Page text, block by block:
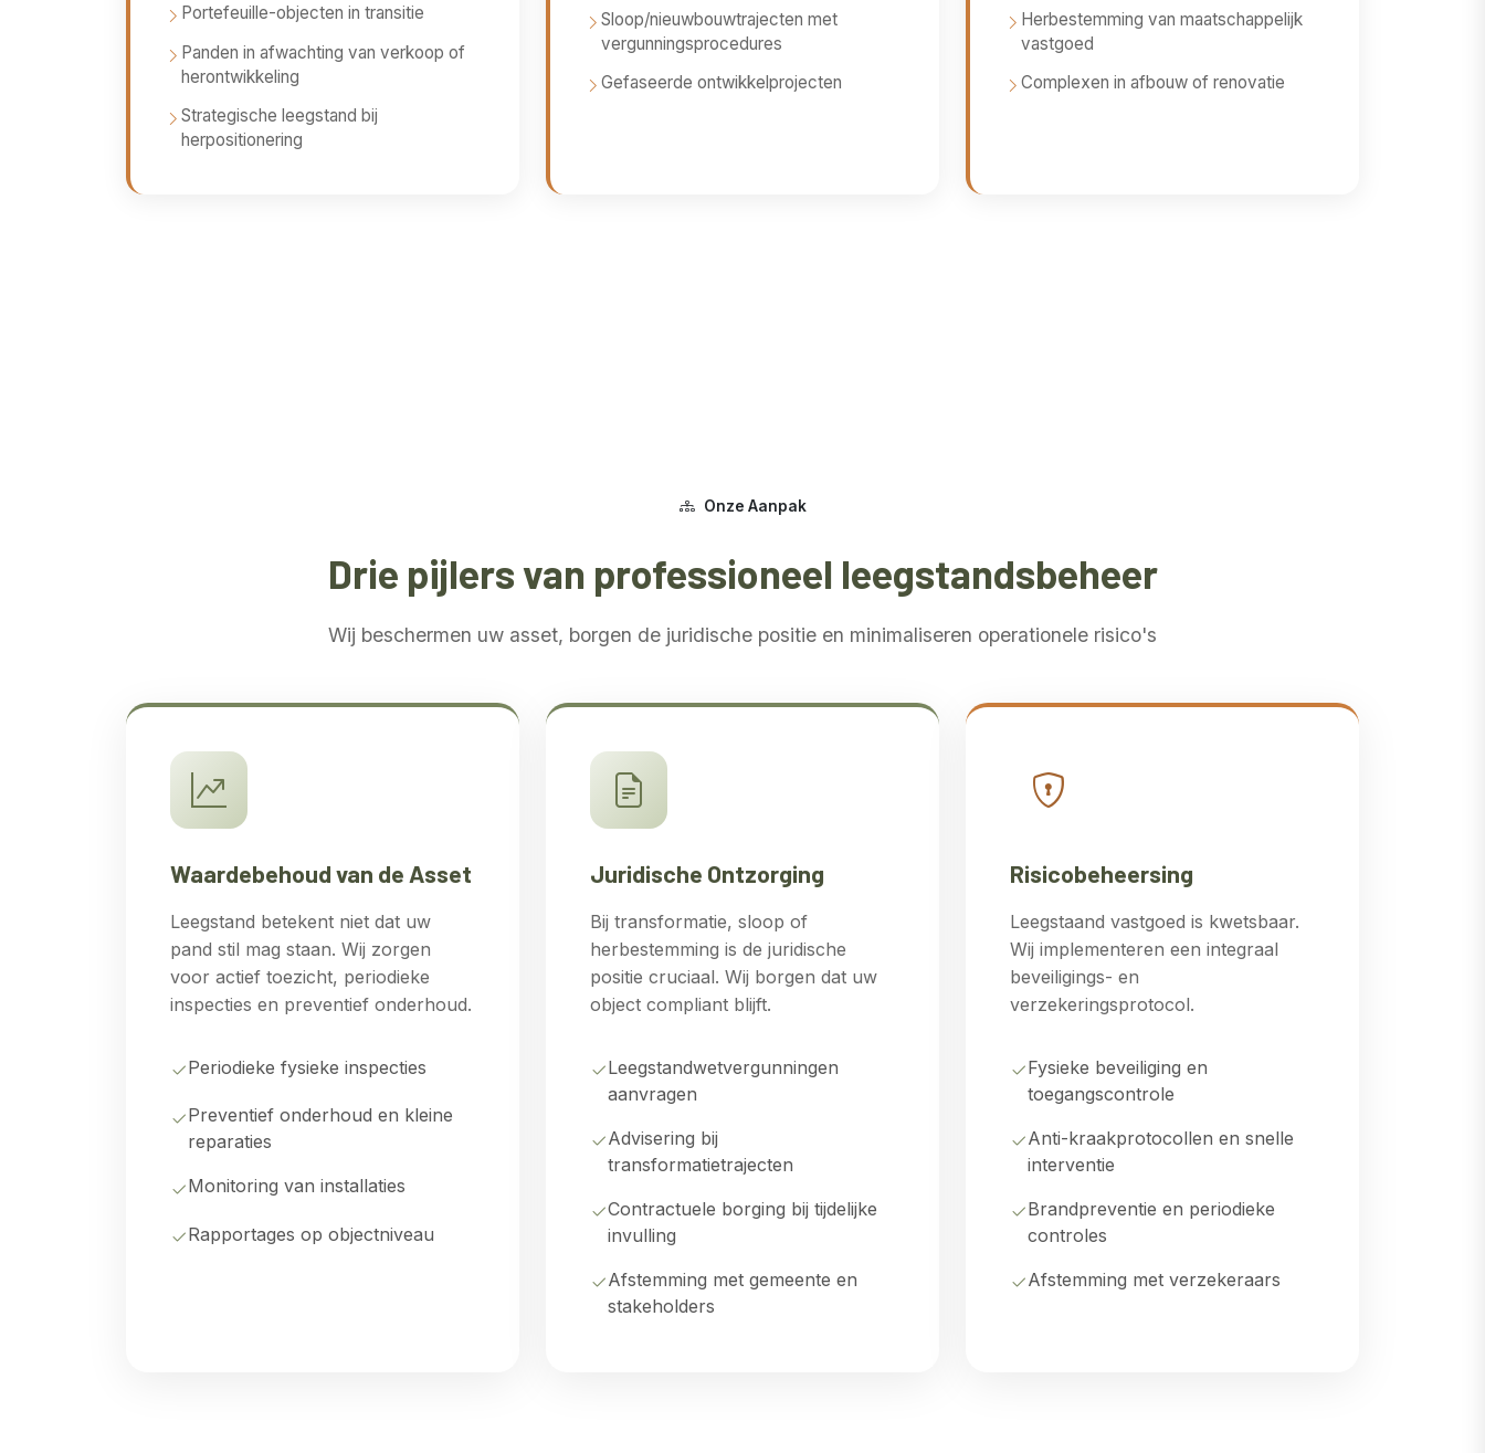
Portefeuille-objecten in transitie
Panden in afwachting van verkoop of
herontwikkeling
Strategische leegstand bij
herpositionering
Sloop/nieuwbouwtrajecten met
vergunningsprocedures
Gefaseerde ontwikkelprojecten
Herbestemming van maatschappelijk
vastgoed
Complexen in afbouw of renovatie
Onze Aanpak
Drie pijlers van professioneel leegstandsbeheer
Wij beschermen uw asset, borgen de juridische positie en minimaliseren operationele risico's
Waardebehoud van de Asset
Leegstand betekent niet dat uw
pand stil mag staan. Wij zorgen
voor actief toezicht, periodieke
inspecties en preventief onderhoud.
Periodieke fysieke inspecties
Preventief onderhoud en kleine
reparaties
Monitoring van installaties
Rapportages op objectniveau
Juridische Ontzorging
Bij transformatie, sloop of
herbestemming is de juridische
positie cruciaal. Wij borgen dat uw
object compliant blijft.
Leegstandwetvergunningen
aanvragen
Advisering bij
transformatietrajecten
Contractuele borging bij tijdelijke
invulling
Afstemming met gemeente en
stakeholders
Risicobeheersing
Leegstaand vastgoed is kwetsbaar.
Wij implementeren een integraal
beveiligings- en
verzekeringsprotocol.
Fysieke beveiliging en
toegangscontrole
Anti-kraakprotocollen en snelle
interventie
Brandpreventie en periodieke
controles
Afstemming met verzekeraars